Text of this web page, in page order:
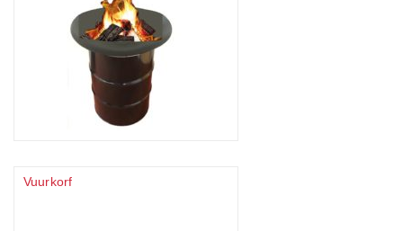
Vuurkorf